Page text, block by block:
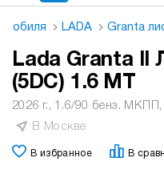
LADA Granta
Lada Granta II
(5DC) 1.6 MT
2026 г., 1.6/90 бенз. МКПП,
В Москве
В избранное В